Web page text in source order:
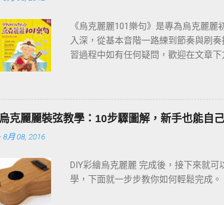
《烏克麗麗101樂句》是專為烏克麗
入深，從基本音階一路練到節奏與刷
習過程中如有任何疑問，歡迎在文章
烏克麗麗裝弦教學：10步驟圖解，新手也能自
8月 08, 2016
DIY彩繪烏克麗麗 完成後，接下來就
學，下面就一步步教你如何輕鬆完成